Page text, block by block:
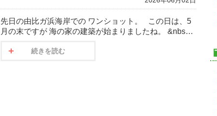
先日の由比ガ浜海岸での ワンショット。 この日は、5
月の末ですが 海の家の建築が始まりましたね。 &nbs…
続きを読む